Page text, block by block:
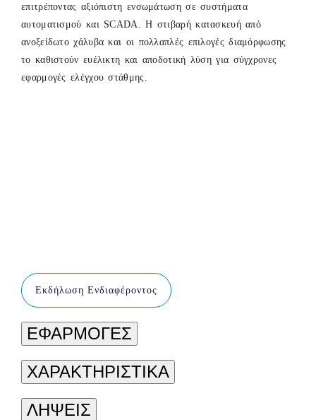
επιτρέποντας αξιόπιστη ενσωμάτωση σε συστήματα
αυτοματισμού και SCADA. Η στιβαρή κατασκευή από
ανοξείδωτο χάλυβα και οι πολλαπλές επιλογές διαμόρφωσης
το καθιστούν ευέλικτη και αποδοτική λύση για σύγχρονες
εφαρμογές ελέγχου στάθμης.
Εκδήλωση Ενδιαφέροντος
ΕΦΑΡΜΟΓΕΣ
ΧΑΡΑΚΤΗΡΙΣΤΙΚΑ
ΛΗΨΕΙΣ